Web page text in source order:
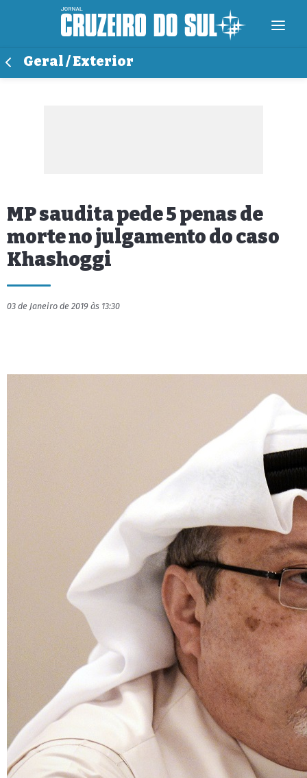
Geral / Exterior
MP saudita pede 5 penas de
morte no julgamento do caso
Khashoggi
03 de Janeiro de 2019 às 13:30